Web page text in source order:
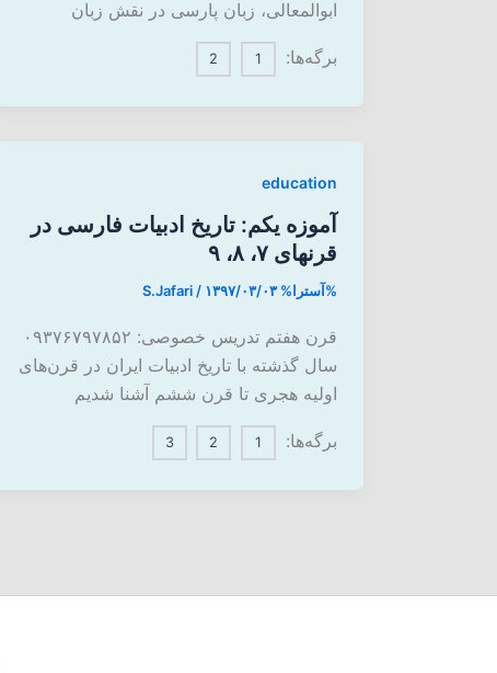
ابوالمعالی، زبان پارسی در نقش زبان
برگه‌ها: 1
2
education
آموزه یکم: تاریخ ادبیات فارسی در
قرنهای ۷، ۸، ۹
%آسترا% S.Jafari / ۱۳۹۷/۰۳/۰۳
قرن هفتم تدریس خصوصی: ۰۹۳۷۶۷۹۷۸۵۲
سال گذشته با تاریخ ادبیات ایران در قرن‌های
اولیه هجری تا قرن ششم آشنا شدیم
برگه‌ها: 1
2
3